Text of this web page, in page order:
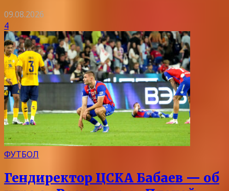
09.08.2026
4
ФУТБОЛ
Гендиректор ЦСКА Бабаев — об